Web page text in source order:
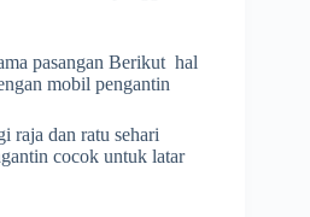
pasangan Berikut hal
mobil pengantin
raja dan ratu sehari
cocok untuk latar